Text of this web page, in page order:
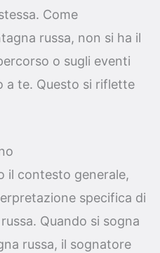
Come
russa, non si ha il
o sugli eventi
a te. Questo si riflette
il contesto generale,
specifica di
Quando si sogna
russa, il sognatore